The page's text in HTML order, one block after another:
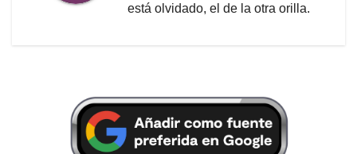
está olvidado, el de la otra orilla.